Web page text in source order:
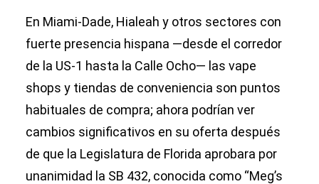
En Miami‑Dade, Hialeah y otros sectores con
fuerte presencia hispana —desde el corredor
de la US‑1 hasta la Calle Ocho— las vape
shops y tiendas de conveniencia son puntos
habituales de compra; ahora podrían ver
cambios significativos en su oferta después
de que la Legislatura de Florida aprobara por
unanimidad la SB 432, conocida como “Meg’s